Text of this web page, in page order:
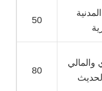
50
والمالي
80